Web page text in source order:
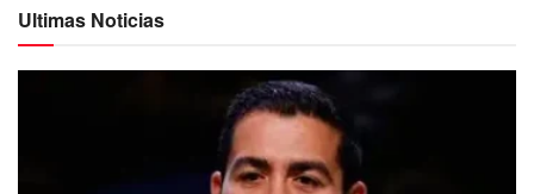
Ultimas Noticias